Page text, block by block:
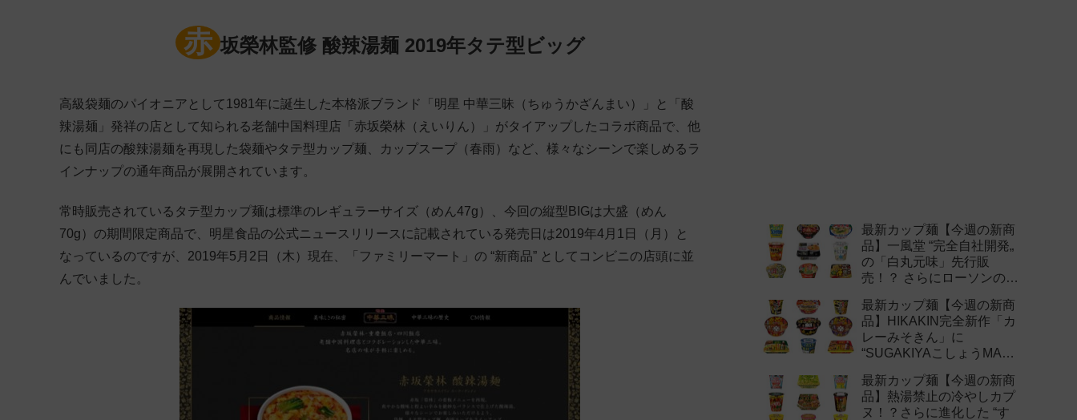
赤 坂榮林監修 酸辣湯麺 2019年タテ型ビッグ
高級袋麺のパイオニアとして1981年に誕生した本格派ブランド「明星 中華三昧（ちゅうかざんまい）」と「酸
辣湯麺」発祥の店として知られる老舗中国料理店「赤坂榮林（えいりん）」がタイアップしたコラボ商品で、他
にも同店の酸辣湯麺を再現した袋麺やタテ型カップ麺、カップスープ（春雨）など、様々なシーンで楽しめるラ
インナップの通年商品が展開されています。
常時販売されているタテ型カップ麺は標準のレギュラーサイズ（めん47g）、今回の縦型BIGは大盛（めん
70g）の期間限定商品で、明星食品の公式ニュースリリースに記載されている発売日は2019年4月1日（月）と
なっているのですが、2019年5月2日（木）現在、「ファミリーマート」の “新商品” としてコンビニの店頭に並
んでいました。
最新カップ麺【今週の新商
品】一風堂 “完全自社開発„
の「白丸元味」先行販
売！？ さらにローソンの激
新作まとめ！
最新カップ麺【今週の新商
品】HIKAKIN完全新作「カ
レーみそきん」に
“SUGAKIYAこしょうMAX„
最新カップ麺【今週の新商
品】熱湯禁止の冷やしカプ
ヌ！？さらに進化した “す